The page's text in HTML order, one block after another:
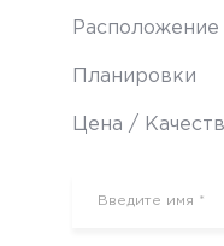
Планировки
Цена /